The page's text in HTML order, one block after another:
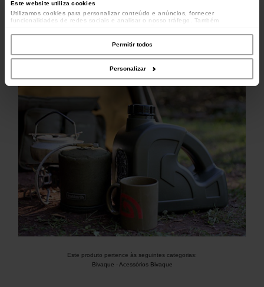
Este website utiliza cookies
Utilizamos cookies para personalizar conteúdo e anúncios, fornecer
funcionalidades de redes sociais e analisar o nosso tráfego. Também
parceiros de redes sociais, de publicidade e de análise, que as podem combinar
com outras informações que lhes forneceu ou recolhidas por estes a partir da
sua utilização dos respetivos serviços.
Permitir todos
Personalizar
Este produto pertence às seguintes categorias:
Bivaque -Acessórios Bivaque